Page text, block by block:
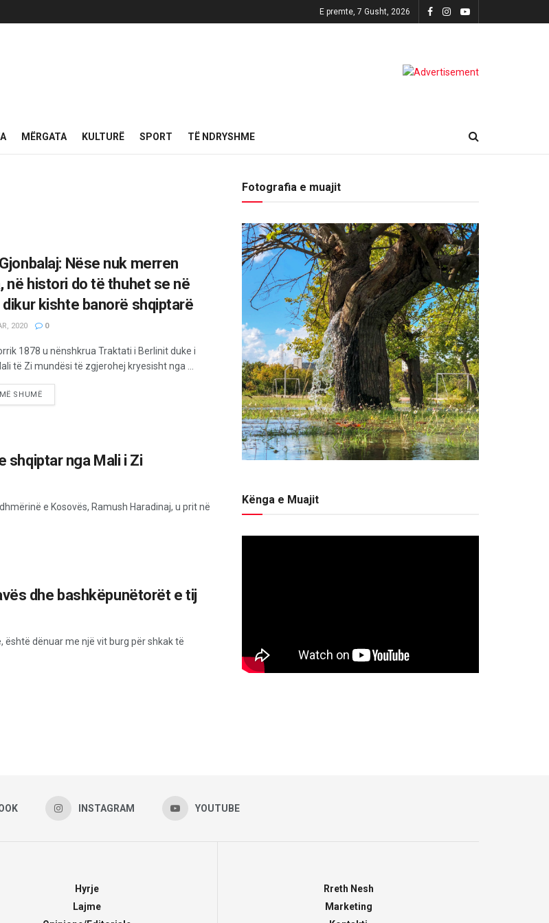
E premte, 7 Gusht, 2026
MËRGATA KULTURË SPORT TË NDRYSHME
Nëse nuk merren
në histori do të thuhet se në
dikur kishte banorë shqiptarë
2020 0
1878 u nënshkrua Traktati i Berlinit duke i
të Zi mundësi të zgjerohej kryesisht nga ...
SHUMË
shqiptar nga Mali i Zi
e Kosovës, Ramush Haradinaj, u prit në
dhe bashkëpunëtorët e tij
është dënuar me një vit burg për shkak të
Fotografia e muajit
Kënga e Muajit
INSTAGRAM YOUTUBE
Hyrje
Lajme
Rreth Nesh
Marketing